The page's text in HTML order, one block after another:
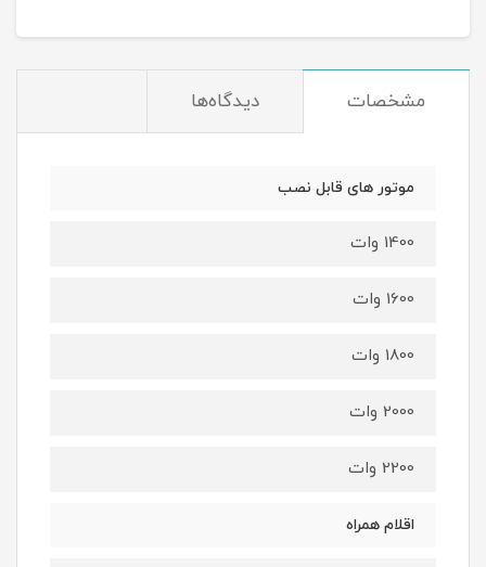
مشخصات دیدگاه‌ها
موتور های قابل نصب
1400 وات
1600 وات
1800 وات
2000 وات
2200 وات
اقلام همراه